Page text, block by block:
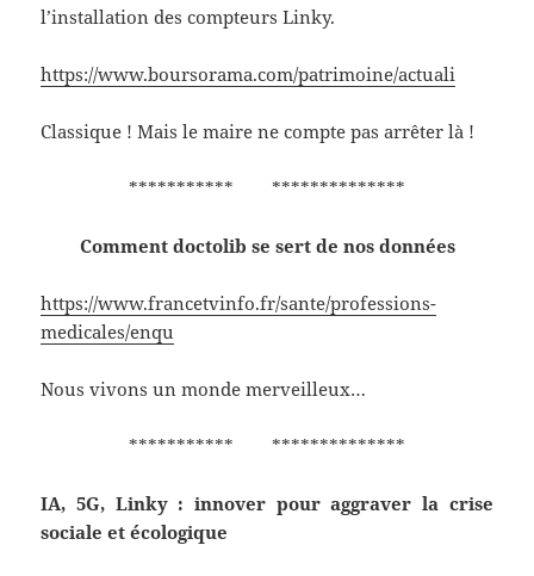
l’installation des compteurs Linky.
https://www.boursorama.com/patrimoine/actuali
Classique ! Mais le maire ne compte pas arrêter là !
*********** **************
Comment doctolib se sert de nos données
https://www.francetvinfo.fr/sante/professions-
medicales/enqu
Nous vivons un monde merveilleux…
*********** **************
IA, 5G, Linky : innover pour aggraver la crise
sociale et écologique